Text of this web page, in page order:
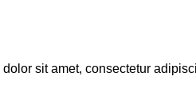
dolor sit amet, consectetur